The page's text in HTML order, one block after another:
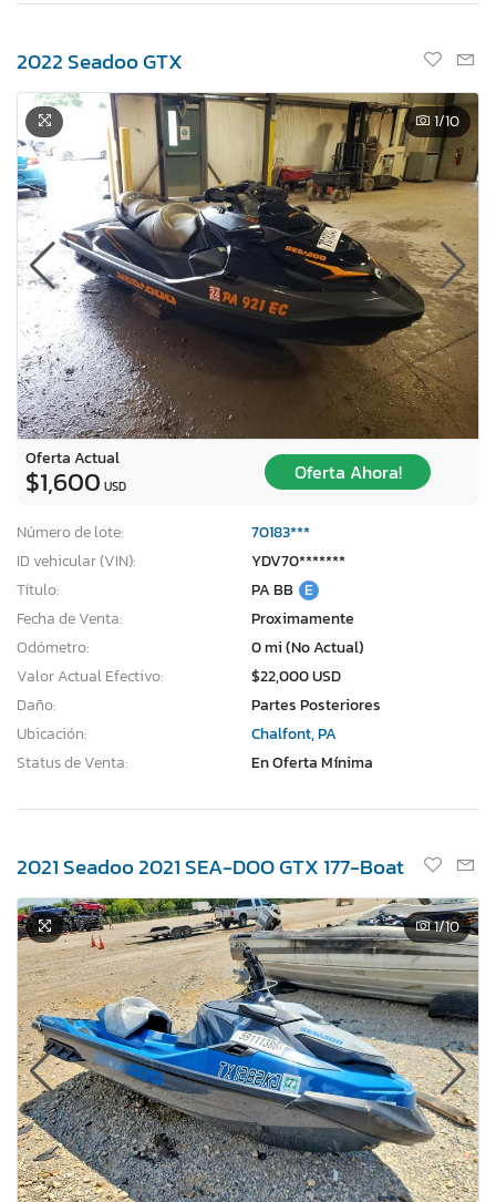
2022 Seadoo GTX
1/10
Oferta Actual
$1,600 USD
Oferta Ahora!
Número de lote:
70183***
ID vehicular (VIN):
YDV70*******
Título:
PA BB E
Fecha de Venta:
Proximamente
Odómetro:
0 mi (No Actual)
Valor Actual Efectivo:
$22,000 USD
Daño:
Partes Posteriores
Ubicación:
Chalfont, PA
Status de Venta:
En Oferta Mínima
2021 Seadoo 2021 SEA-DOO GTX 177-Boat
1/10